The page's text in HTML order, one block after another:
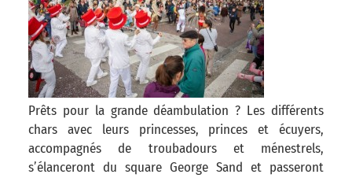
Prêts pour la grande déambulation ? Les différents
chars avec leurs princesses, princes et écuyers,
accompagnés de troubadours et ménestrels,
s’élanceront du square George Sand et passeront